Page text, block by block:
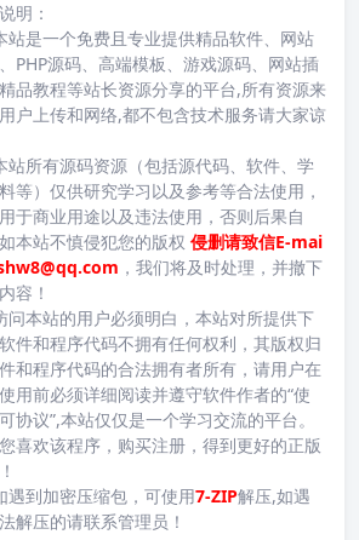
明：
站是一个免费且专业提供精品软件、网站
PHP源码、高端模板、游戏源码、网站插
品教程等站长资源分享的平台,所有资源来
户上传和网络,都不包含技术服务请大家谅
站所有源码资源（包括源代码、软件、学
等）仅供研究学习以及参考等合法使用，
于商业用途以及违法使用，否则后果自
本站不慎侵犯您的版权 侵删请致信E-mai
，我们将及时处理，并撤下
容！
问本站的用户必须明白，本站对所提供下
件和程序代码不拥有任何权利，其版权归
和程序代码的合法拥有者所有，请用户在
用前必须详细阅读并遵守软件作者的“使
协议”,本站仅仅是一个学习交流的平台。
喜欢该程序，购买注册，得到更好的正版
遇到加密压缩包，可使用7-ZIP解压,如遇
解压的请联系管理员！